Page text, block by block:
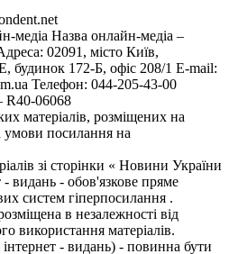
медіа Назва онлайн-медіа –
02091, місто Київ,
172-Б, офіс 208/1 E-mail:
Телефон: 044-205-43-00
R40-06068
матеріалів, розміщених на
умови посилання на
зі сторінки « Новини України
- видань - обов'язкове пряме
систем гіперпосилання .
в незалежності від
використання матеріалів.
- видань) - повинна бути